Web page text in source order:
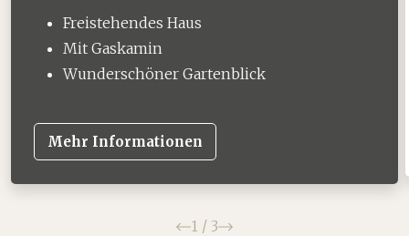
Freistehendes Haus
Mit Gaskamin
Wunderschöner Gartenblick
Mehr Informationen
Zurück
1 / 3 Weiter